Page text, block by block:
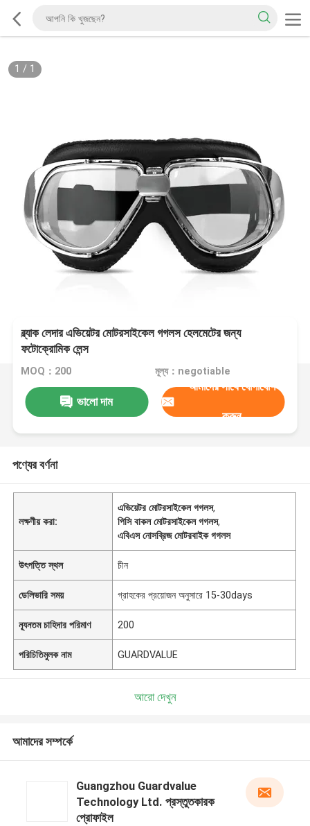
1 / 1
ব্ল্যাক লেদার এভিয়েটর মোটরসাইকেল গগলস হেলমেটের জন্য
ফটোক্রোমিক লেন্স
MOQ：200 মূল্য：negotiable
ভালো দাম
আমাদের সাথে যোগাযোগ
করুন
পণ্যের বর্ণনা
লক্ষণীয় করা:
এভিয়েটর মোটরসাইকেল গগলস,
পিসি বাকল মোটরসাইকেল গগলস,
এবিএস নোসব্রিজ মোটরবাইক গগলস
উৎপত্তি স্থল চীন
ডেলিভারি সময় গ্রাহকের প্রয়োজন অনুসারে 15-30days
ন্যূনতম চাহিদার পরিমাণ 200
পরিচিতিমুলক নাম GUARDVALUE
আরো দেখুন
আমাদের সম্পর্কে
Guangzhou Guardvalue
Technology Ltd. প্রস্তুতকারক
প্রোফাইল